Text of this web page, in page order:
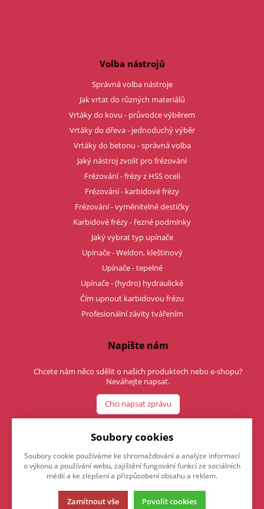
Volba nástrojů
Správná volba nástroje
Jak vrtat do různých materiálů
Vrtáky do kovu - průvodce výběrem
Vrtáky do dřeva - jednoduchý výběr
Vrtáky do betonu - správná volba
Jaký nástroj zvolit pro frézování
Frézování - frézy z HSS oceli
Frézování - karbidové frézy
Frézování - vyměnitelné destičky
Karbidové frézy - řezné podmínky
Jaký vybrat typ upínače
Upínače - Weldon, kleštinový
Upínače - tepelné
Upínače - (hydro) hydraulické
Čím upnout karbidovou frézu
Profesionální závity tvářením
Napište nám
Chcete nám něco sdělit o našich produktech nebo e-shopu?
Neváhejte napsat.
Chci napsat zprávu
Soubory cookies
Soubory cookie používáme ke shromažďování a analýze informací
o výkonu a používání webu, zajištění fungování funkcí ze sociálních
médií a ke zlepšení a přizpůsobení obsahu a reklam.
Zamítnout vše Povolit cookies